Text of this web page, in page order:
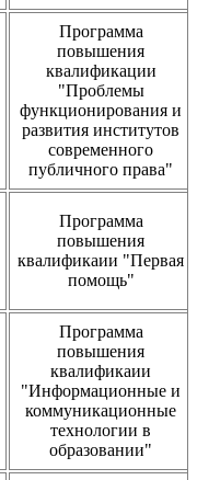
Программа
повышения
квалификации
"Проблемы
функционирования и
развития институтов
современного
публичного права"
Программа
повышения
квалификаии "Первая
помощь"
Программа
повышения
квалификаии
"Информационные и
коммуникационные
технологии в
образовании"